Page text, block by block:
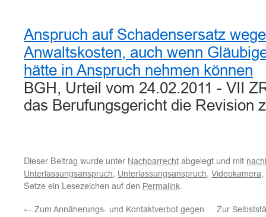
Anspruch auf Schadensersatz
Anwaltskosten, auch wenn
hätte in Anspruch nehmen können
BGH, Urteil vom 24.02.2011 - VII
das Berufungsgericht die Revision
Dieser Beitrag wurde unter Nachbarrecht abgelegt und mit
Unterlassungsanspruch, Unterlassungsanspruch, Videokamera,
Setze ein Lesezeichen auf den Permalink.
← Zum Annäherungs- und Kontaktverbot gegen Zur